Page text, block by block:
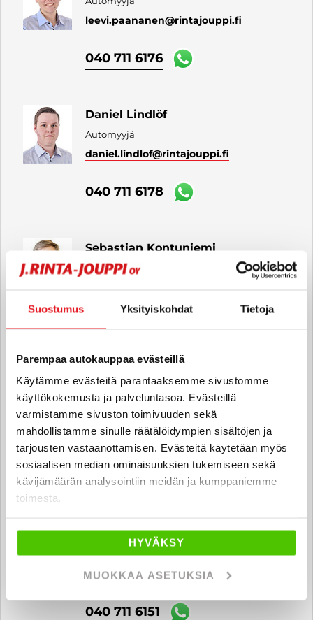
Suostumus Yksityiskohdat Tietoja
Parempaa autokauppaa evästeillä
Käytämme evästeitä parantaaksemme sivustomme
käyttökokemusta ja palveluntasoa. Evästeillä
varmistamme sivuston toimivuuden sekä
mahdollistamme sinulle räätälöidympien sisältöjen ja
tarjousten vastaanottamisen. Evästeitä käytetään myös
sosiaalisen median ominaisuuksien tukemiseen sekä
kävijämäärän analysointiin meidän ja kumppaniemme
toimesta.
HYVÄKSY
MUOKKAA ASETUKSIA
leevi.paananen@rintajouppi.fi
040 711 6176
Daniel Lindlöf
Automyyjä
daniel.lindlof@rintajouppi.fi
040 711 6178
Sebastian Kontuniemi
Automyyjä FI | SV | EN
@rintajouppi.fi
Jahesh Amiri
Automyyjä
@rintajouppi.fi
040 711 6155
Kasper Pihlström
Automyyjä
kasper.pihlstrom@rintajouppi.fi
040 711 6151